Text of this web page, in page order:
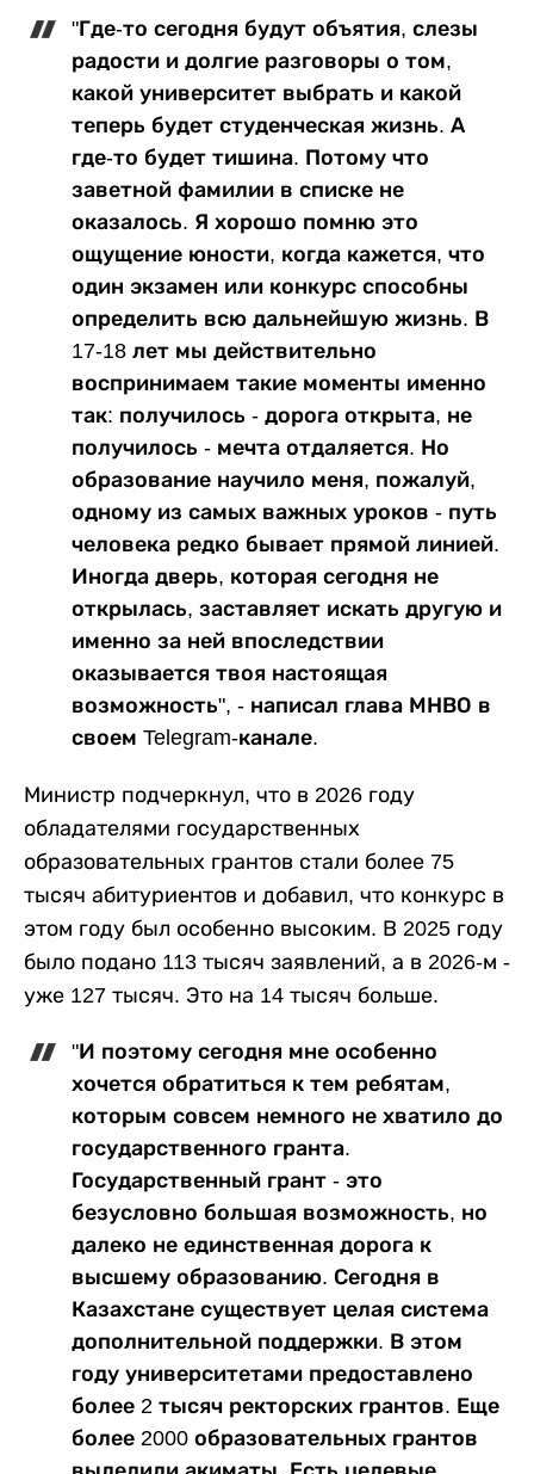
"Где-то сегодня будут объятия, слезы
радости и долгие разговоры о том,
какой университет выбрать и какой
теперь будет студенческая жизнь. А
где-то будет тишина. Потому что
заветной фамилии в списке не
оказалось. Я хорошо помню это
ощущение юности, когда кажется, что
один экзамен или конкурс способны
определить всю дальнейшую жизнь. В
17-18 лет мы действительно
воспринимаем такие моменты именно
так: получилось - дорога открыта, не
получилось - мечта отдаляется. Но
образование научило меня, пожалуй,
одному из самых важных уроков - путь
человека редко бывает прямой линией.
Иногда дверь, которая сегодня не
открылась, заставляет искать другую и
именно за ней впоследствии
оказывается твоя настоящая
возможность", - написал глава МНВО в
своем Telegram-канале.
Министр подчеркнул, что в 2026 году
обладателями государственных
образовательных грантов стали более 75
тысяч абитуриентов и добавил, что конкурс в
этом году был особенно высоким. В 2025 году
было подано 113 тысяч заявлений, а в 2026-м -
уже 127 тысяч. Это на 14 тысяч больше.
"И поэтому сегодня мне особенно
хочется обратиться к тем ребятам,
которым совсем немного не хватило до
государственного гранта.
Государственный грант - это
безусловно большая возможность, но
далеко не единственная дорога к
высшему образованию. Сегодня в
Казахстане существует целая система
дополнительной поддержки. В этом
году университетами предоставлено
более 2 тысяч ректорских грантов. Еще
более 2000 образовательных грантов